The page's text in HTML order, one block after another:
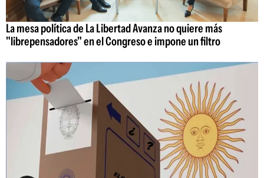
La mesa política de La Libertad Avanza no quiere más
"librepensadores" en el Congreso e impone un filtro